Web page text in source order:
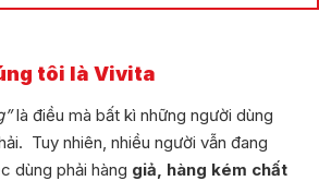
tôi là Vivita
là điều mà bất kì những người dùng
Tuy nhiên, nhiều người vẫn đang
dùng phải hàng giả, hàng kém chất